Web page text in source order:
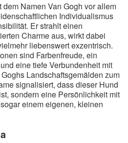
Namen Van Gogh vor allem
Individualismus
Er strahlt einen
Charme aus, wirkt dabei
liebenswert exzentrisch.
sind Farbenfreude, ein
eine tiefe Verbundenheit mit
Landschaftsgemälden zum
signalisiert, dass dieser Hund
sondern eine Persönlichkeit mit
einem eigenen, kleinen